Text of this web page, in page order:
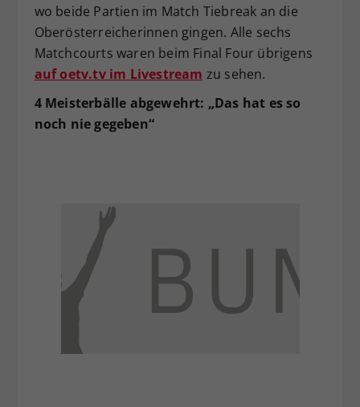
wo beide Partien im Match Tiebreak an die
Oberösterreicherinnen gingen. Alle sechs
Matchcourts waren beim Final Four übrigens
auf oetv.tv im Livestream zu sehen.
4 Meisterbälle abgewehrt: „Das hat es so
noch nie gegeben“